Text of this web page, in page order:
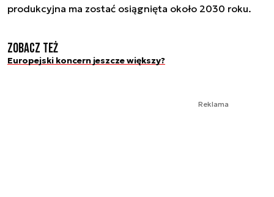
produkcyjna ma zostać osiągnięta około 2030 roku.
Zobacz też
Europejski koncern jeszcze większy?
Reklama